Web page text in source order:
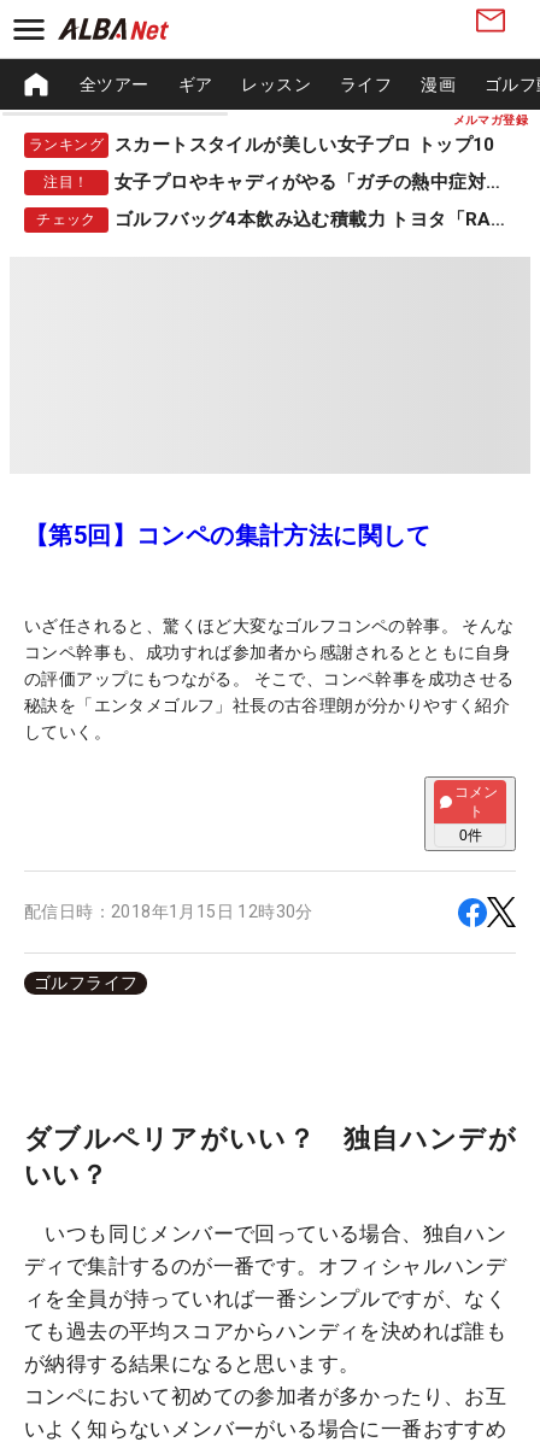
メルマガ登録
全ツアー ギア レッスン ライフ 漫画 ゴル
ランキング スカートスタイルが美しい女子プロ トップ10
注目！ 女子プロやキャディがやる「ガチの熱中症対策」
チェック ゴルフバッグ4本飲み込む積載力 トヨタ「RAV4」
【第5回】コンペの集計方法に関して
いざ任されると、驚くほど大変なゴルフコンペの幹事。 そんな
コンペ幹事も、成功すれば参加者から感謝されるとともに自身
の評価アップにもつながる。 そこで、コンペ幹事を成功させる
秘訣を「エンタメゴルフ」社長の古谷理朗が分かりやすく紹介
していく。
コメン
ト
0件
配信日時： 2018年1月15日 12時30分
ゴルフライフ
ダブルペリアがいい？ 独自ハンデが
いい？
いつも同じメンバーで回っている場合、独自ハン
ディで集計するのが一番です。オフィシャルハンデ
ィを全員が持っていれば一番シンプルですが、なく
ても過去の平均スコアからハンディを決めれば誰も
が納得する結果になると思います。
コンペにおいて初めての参加者が多かったり、お互
いよく知らないメンバーがいる場合に一番おすすめ